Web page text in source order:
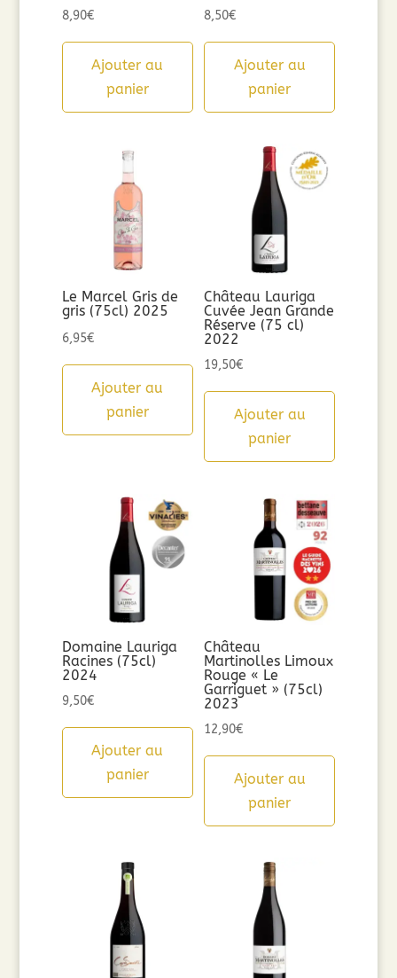
8,90€
Ajouter au
panier
8,50€
Ajouter au
panier
Le Marcel Gris de
gris (75cl) 2025
6,95€
Ajouter au
panier
Château Lauriga
Cuvée Jean Grande
Réserve (75 cl)
2022
19,50€
Ajouter au
panier
Domaine Lauriga
Racines (75cl)
2024
9,50€
Ajouter au
panier
Château
Martinolles Limoux
Rouge « Le
Garriguet » (75cl)
2023
12,90€
Ajouter au
panier